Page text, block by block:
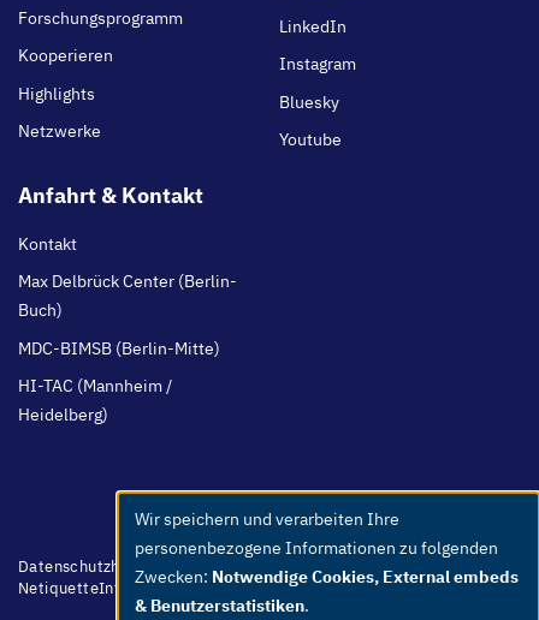
Forschungsprogramm
Kooperieren
Highlights
Netzwerke
LinkedIn
Instagram
Bluesky
Youtube
Anfahrt & Kontakt
Kontakt
Max Delbrück Center (Berlin-
Buch)
MDC-BIMSB (Berlin-Mitte)
HI-TAC (Mannheim /
Heidelberg)
Footer
menu
Datenschutzhinweis BarrierefreiheitLeichte Sprache
Whistleblower
NetiquetteInternImpressum
Use
of
personal
Wir speichern und verarbeiten Ihre
personenbezogene Informationen zu folgenden
Zwecken: Notwendige Cookies, External embeds
& Benutzerstatistiken.